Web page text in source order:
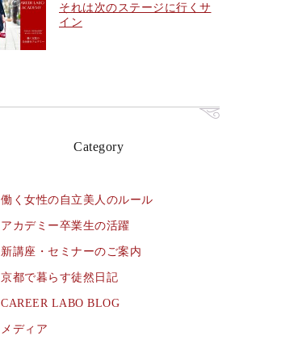
それは次のステージに行くサ
イン
Category
働く女性の自立美人のルール
アカデミー卒業生の活躍
新講座・セミナーのご案内
京都で暮らす徒然日記
CAREER LABO BLOG
メディア